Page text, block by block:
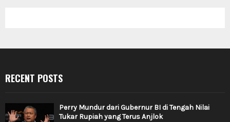
RECENT POSTS
Perry Mundur dari Gubernur BI di Tengah Nilai
Tukar Rupiah yang Terus Anjlok